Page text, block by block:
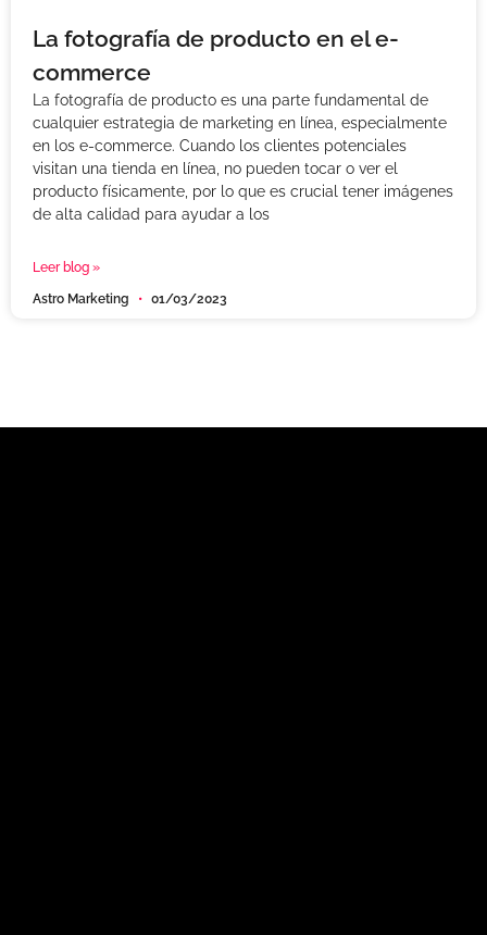
La fotografía de producto en el e-
commerce
La fotografía de producto es una parte fundamental de
cualquier estrategia de marketing en línea, especialmente
en los e-commerce. Cuando los clientes potenciales
visitan una tienda en línea, no pueden tocar o ver el
producto físicamente, por lo que es crucial tener imágenes
de alta calidad para ayudar a los
Leer blog »
Astro Marketing 01/03/2023